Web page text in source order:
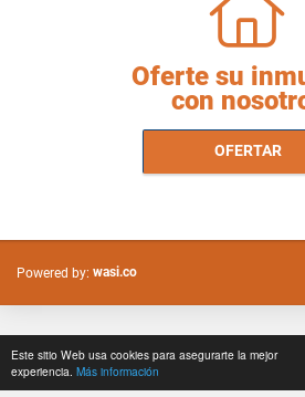
Este sitio Web usa cookies para asegurarte la mejor
experiencia. Más información
Oferte su
con
OFERTAR
Powered by: wasi.co